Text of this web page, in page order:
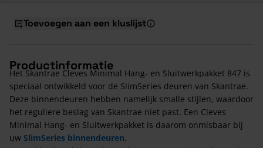
Toevoegen aan een kluslijst
Productinformatie
Het Skantrae Cleves Minimal Hang- en Sluitwerkpakket 847 is
speciaal ontwikkeld voor de SlimSeries deuren van Skantrae.
Deze binnendeuren hebben namelijk smalle stijlen, waardoor
het reguliere beslag van Skantrae niet past. Een Cleves
Minimal Hang- en Sluitwerkpakket is daarom onmisbaar bij
uw SlimSeries binnendeuren.